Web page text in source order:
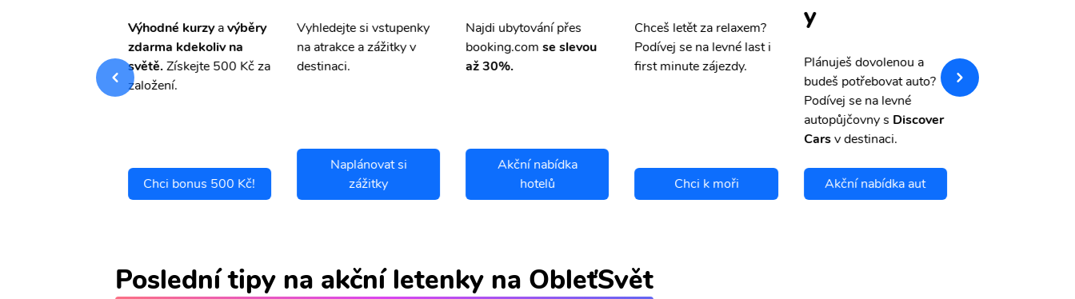
Výhodné kurzyavýběry
zdarma kdekoliv na
světě.Získejte 500 Kč za
založení.
Chci bonus 500 Kč!
Vyhledejte si vstupenky
na atrakce a zážitky v
destinaci.
Naplánovat si
zážitky
Najdi ubytování přes
booking.comse slevou
až 30%.
Akční nabídka
hotelů
Chceš letět za relaxem?
Podívej se na levné last i
first minute zájezdy.
Chci k moři
y
Plánuješ dovolenou a
budeš potřebovat auto?
Podívej se na levné
autopůjčovny s Discover
Carsv destinaci.
Akční nabídka aut
pojištění a
storno.
Poslední tipy na akční letenky na ObleťSvět